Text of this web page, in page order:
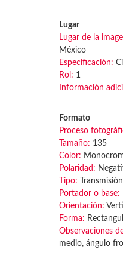
Lugar
Lugar de la
México
Especificación:
Rol: 1
Información
Formato
Proceso
Tamaño: 135
Color:
Polaridad:
Tipo: Transmisión
Portador o base:
Orientación:
Forma:
Observaciones
medio, ángulo